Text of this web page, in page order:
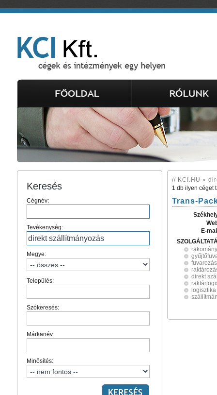
Keresés
Cégnév:
Tevékenység:
Megye:
Település:
Szókeresés:
Márkanév:
Minősítés:
// KCI.HU «
1 db ilyen céget
Trans-
E-
fuvarozás
direkt
logisztika